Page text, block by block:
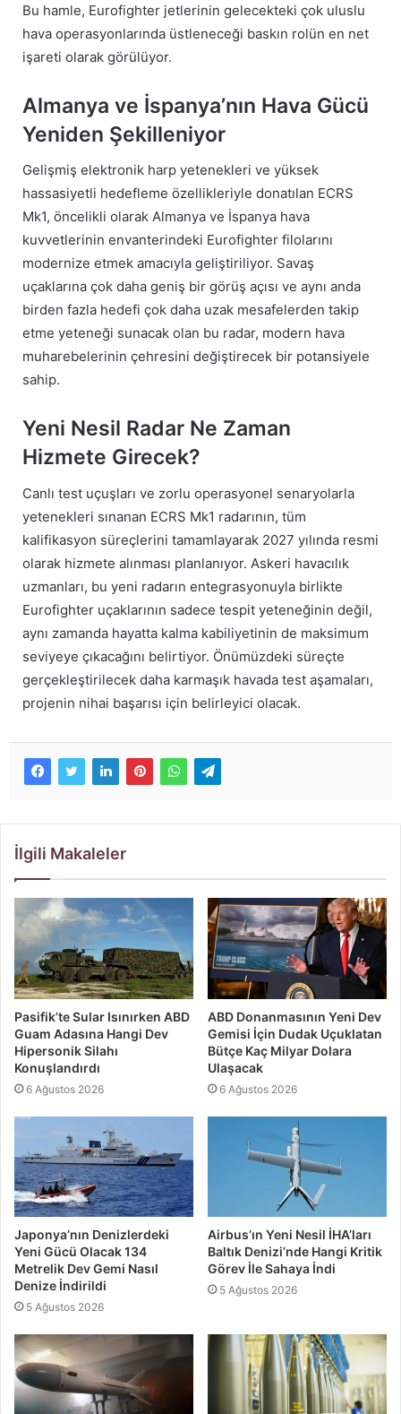
Bu hamle, Eurofighter jetlerinin gelecekteki çok uluslu
hava operasyonlarında üstleneceği baskın rolün en net
işareti olarak görülüyor.
Almanya ve İspanya’nın Hava Gücü
Yeniden Şekilleniyor
Gelişmiş elektronik harp yetenekleri ve yüksek
hassasiyetli hedefleme özellikleriyle donatılan ECRS
Mk1, öncelikli olarak Almanya ve İspanya hava
kuvvetlerinin envanterindeki Eurofighter filolarını
modernize etmek amacıyla geliştiriliyor. Savaş
uçaklarına çok daha geniş bir görüş açısı ve aynı anda
birden fazla hedefi çok daha uzak mesafelerden takip
etme yeteneği sunacak olan bu radar, modern hava
muharebelerinin çehresini değiştirecek bir potansiyele
sahip.
Yeni Nesil Radar Ne Zaman
Hizmete Girecek?
Canlı test uçuşları ve zorlu operasyonel senaryolarla
yetenekleri sınanan ECRS Mk1 radarının, tüm
kalifikasyon süreçlerini tamamlayarak 2027 yılında resmi
olarak hizmete alınması planlanıyor. Askeri havacılık
uzmanları, bu yeni radarın entegrasyonuyla birlikte
Eurofighter uçaklarının sadece tespit yeteneğinin değil,
aynı zamanda hayatta kalma kabiliyetinin de maksimum
seviyeye çıkacağını belirtiyor. Önümüzdeki süreçte
gerçekleştirilecek daha karmaşık havada test aşamaları,
projenin nihai başarısı için belirleyici olacak.
İlgili Makaleler
Pasifik’te Sular Isınırken ABD
Guam Adasına Hangi Dev
Hipersonik Silahı
Konuşlandırdı
6 Ağustos 2026
ABD Donanmasının Yeni Dev
Gemisi İçin Dudak Uçuklatan
Bütçe Kaç Milyar Dolara
Ulaşacak
6 Ağustos 2026
Japonya’nın Denizlerdeki
Yeni Gücü Olacak 134
Metrelik Dev Gemi Nasıl
Denize İndirildi
5 Ağustos 2026
Airbus’ın Yeni Nesil İHA’ları
Baltık Denizi’nde Hangi Kritik
Görev İle Sahaya İndi
5 Ağustos 2026